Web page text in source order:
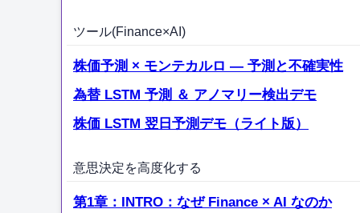
ツール(Finance×AI)
株価予測 × モンテカルロ — 予測と不確実性
為替 LSTM 予測 ＆ アノマリー検出デモ
株価 LSTM 翌日予測デモ（ライト版）
意思決定を高度化する
第1章：INTRO：なぜ Finance × AI なのか